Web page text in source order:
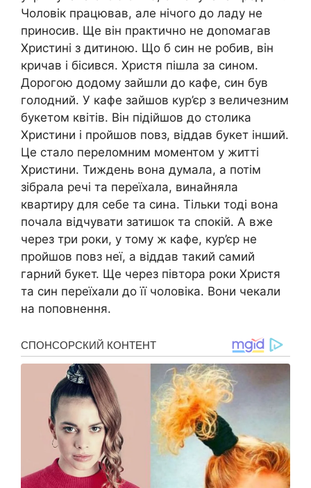
Чоловік працював, але нічого до ладу не
приносив. Ще він практично не доnомагав
Христині з дитиною. Що б син не робив, він
кричав і бісився. Христя пішла за сином.
Дорогою додому зайшли до кафе, син був
голодний. У кафе зайшов кур’єр з величезним
букетом квітів. Він підійшов до столика
Христини і пройшов повз, віддав букет інший.
Це стало переломним моментом у житті
Христини. Тиждень вона думала, а потім
зібрала речі та переїхала, винайняла
квартиру для себе та сина. Тільки тоді вона
почала відчувати затишок та спокій. А вже
через три роки, у тому ж кафе, кур’єр не
пройшов повз неї, а віддав такий самий
гарний букет. Ще через півтора роки Христя
та син переїхали до її чоловіка. Вони чекали
на поповнення.